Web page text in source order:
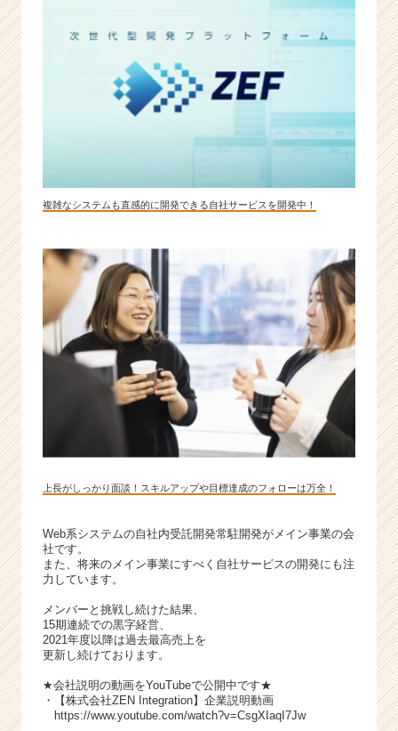
複雑なシステムも直感的に開発できる自社サービスを開発中！
上長がしっかり面談！スキルアップや目標達成のフォローは万全！
Web系システムの自社内受託開発常駐開発がメイン事業の会
社です。
また、将来のメイン事業にすべく自社サービスの開発にも注
力しています。
メンバーと挑戦し続けた結果、
15期連続での黒字経営、
2021年度以降は過去最高売上を
更新し続けております。
★会社説明の動画をYouTubeで公開中です★
・【株式会社ZEN Integration】企業説明動画
https://www.youtube.com/watch?v=CsgXIaqI7Jw